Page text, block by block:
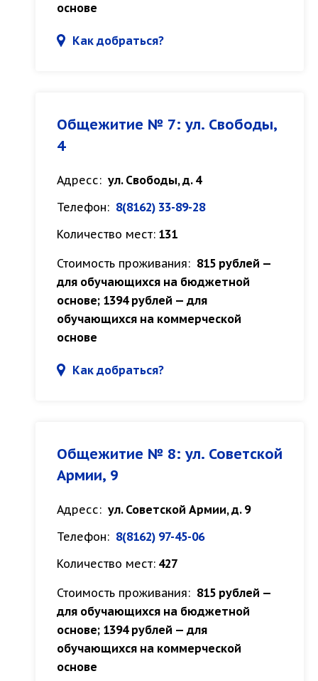
основе
Как добраться?
Общежитие № 7: ул. Свободы,
4
Адресс: ул. Свободы, д. 4
Телефон: 8(8162) 33-89-28
Количество мест: 131
Стоимость проживания: 815 рублей —
для обучающихся на бюджетной
основе; 1394 рублей — для
обучающихся на коммерческой
основе
Как добраться?
Общежитие № 8: ул. Советской
Армии, 9
Адресс: ул. Советской Армии, д. 9
Телефон: 8(8162) 97-45-06
Количество мест: 427
Стоимость проживания: 815 рублей —
для обучающихся на бюджетной
основе; 1394 рублей — для
обучающихся на коммерческой
основе